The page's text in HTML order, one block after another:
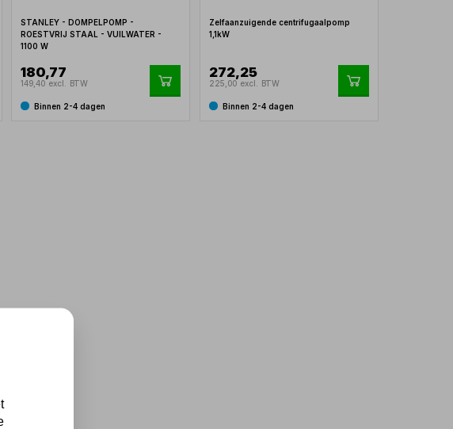
STANLEY - DOMPELPOMP -
ROESTVRIJ STAAL - VUILWATER -
1100 W
180,77
149,40 excl. BTW
Binnen 2-4 dagen
Zelfaanzuigende centrifugaalpomp
1,1kW
272,25
225,00 excl. BTW
Binnen 2-4 dagen